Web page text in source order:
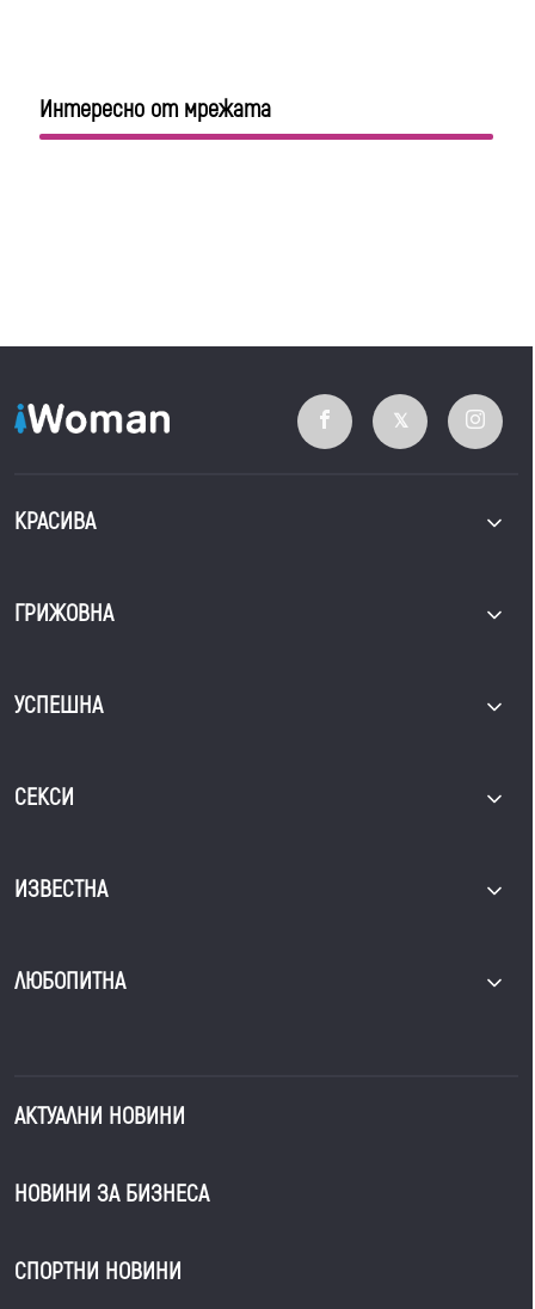
Интересно от мрежата
КРАСИВА
ГРИЖОВНА
УСПЕШНА
СЕКСИ
ИЗВЕСТНА
ЛЮБОПИТНА
АКТУАЛНИ НОВИНИ
НОВИНИ ЗА БИЗНЕСА
СПОРТНИ НОВИНИ